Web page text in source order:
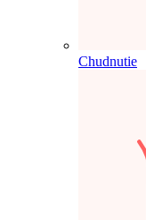
Chudnutie